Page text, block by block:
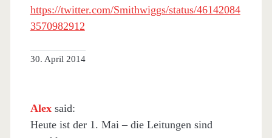
https://twitter.com/Smithwiggs/status/46142084
3570982912
30. April 2014
Alex said:
Heute ist der 1. Mai – die Leitungen sind